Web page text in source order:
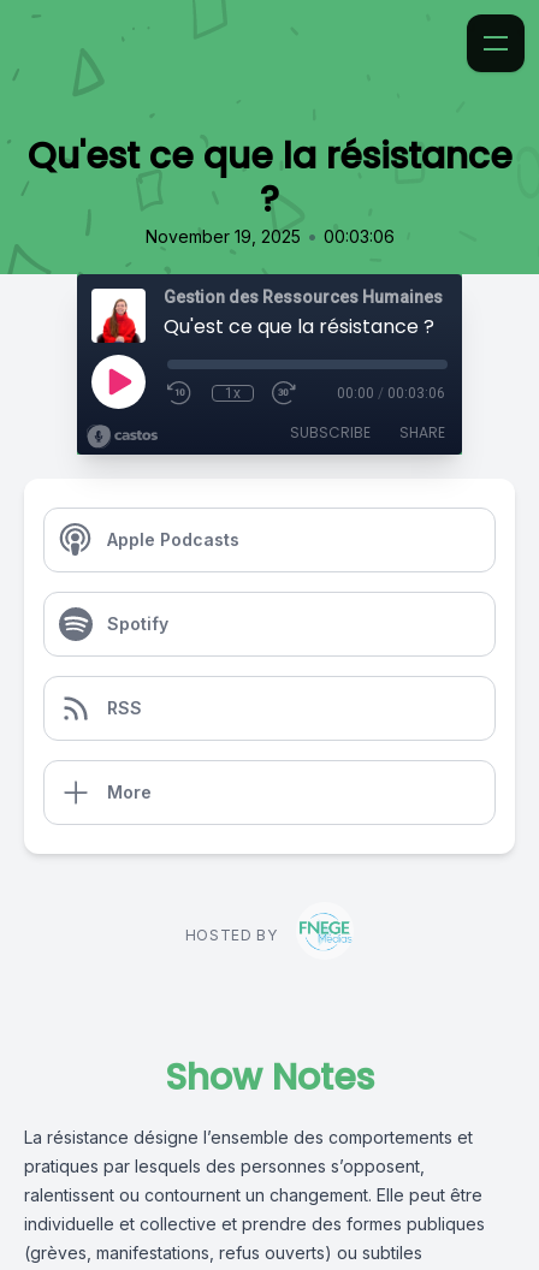
Qu'est ce que la résistance
?
November 19, 2025 • 00:03:06
Gestion des Ressources Humaines
Qu'est ce que la résistance ?
1x 00:00 / 00:03:06
SUBSCRIBE SHARE
Apple Podcasts
Spotify
RSS
More
HOSTED BY
Show Notes
La résistance désigne l’ensemble des comportements et
pratiques par lesquels des personnes s’opposent,
ralentissent ou contournent un changement. Elle peut être
individuelle et collective et prendre des formes publiques
(grèves, manifestations, refus ouverts) ou subtiles